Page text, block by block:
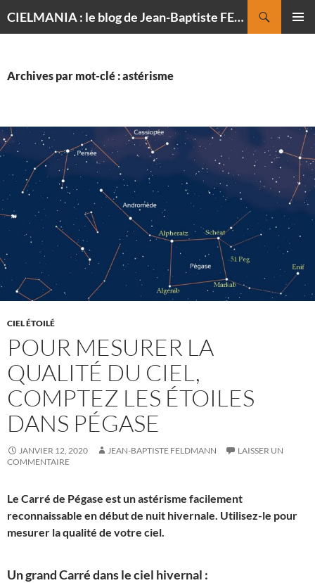
CIELMANIA : le blog de Jean-Baptiste FELDMANN, photographe du ciel
Archives par mot-clé : astérisme
CIEL ÉTOILÉ
POUR MESURER LA
QUALITÉ DU CIEL,
COMPTEZ LES ÉTOILES
DANS PÉGASE
JANVIER 12, 2020 JEAN-BAPTISTE FELDMANN
LAISSER UN
COMMENTAIRE
Le Carré de Pégase est un astérisme facilement
reconnaissable en début de nuit hivernale. Utilisez-le pour
mesurer la qualité de votre ciel.
Un grand Carré dans le ciel hivernal :